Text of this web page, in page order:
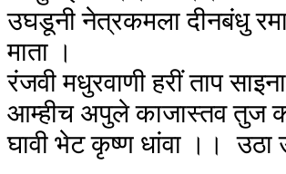
उघडूनी नेत्रकमला दीनबंधु
माता ।
रंजवी मधुरवाणी हरीं ताप
आम्हीच अपुले काजास्तव तुज
घावी भेट कृष्ण धांवा ।।